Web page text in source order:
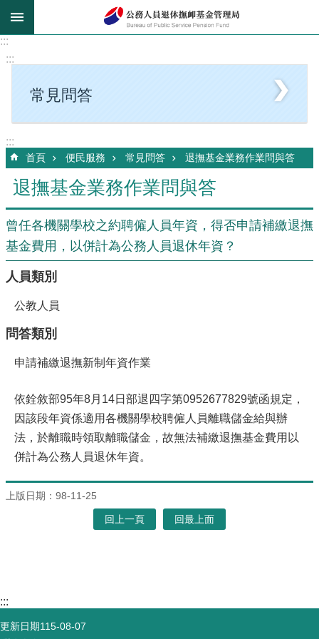
跳到主要內容區塊
:::
:::
常見問答
:::
首頁 便民服務 常見問答 退撫基金業務作業問與答
退撫基金業務作業問與答
曾任各機關學校之約聘僱人員年資，得否申請補繳退撫
基金費用，以併計為公務人員退休年資？
人員類別
公教人員
問答類別
申請補繳退撫新制年資作業
依銓敘部95年8月14日部退四字第0952677829號函規定，
因該段年資係適用各機關學校聘僱人員離職儲金給與辦
法，於離職時領取離職儲金，故無法補繳退撫基金費用以
併計為公務人員退休年資。
上版日期：98-11-25
回上一頁 回最上面
:::
更新日期115-08-07